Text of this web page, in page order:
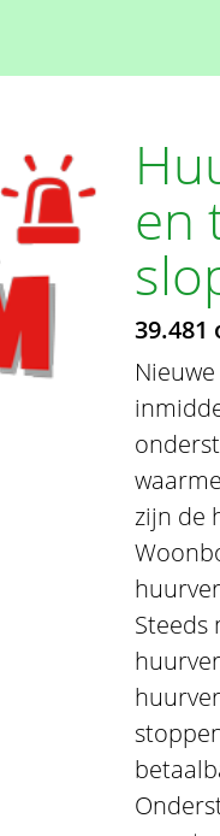
en
zijn de
Steeds